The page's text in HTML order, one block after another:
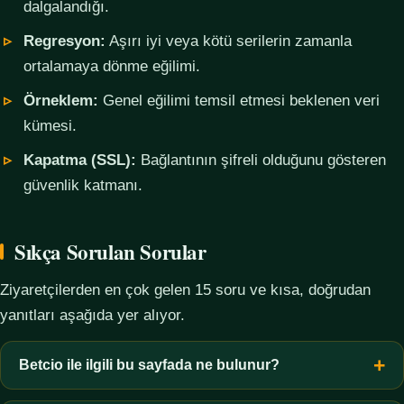
dalgalandığı.
Regresyon: Aşırı iyi veya kötü serilerin zamanla
ortalamaya dönme eğilimi.
Örneklem: Genel eğilimi temsil etmesi beklenen veri
kümesi.
Kapatma (SSL): Bağlantının şifreli olduğunu gösteren
güvenlik katmanı.
Sıkça Sorulan Sorular
Ziyaretçilerden en çok gelen 15 soru ve kısa, doğrudan
yanıtları aşağıda yer alıyor.
Betcio ile ilgili bu sayfada ne bulunur?
Bu sayfada yalnızca kavramsal bilgi, terim açıklamaları, veri